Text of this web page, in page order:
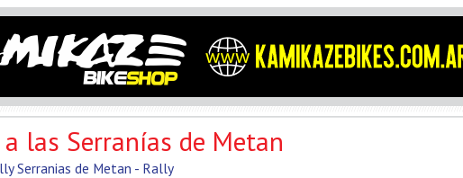
las Serranías de Metan
Serranias de Metan - Rally